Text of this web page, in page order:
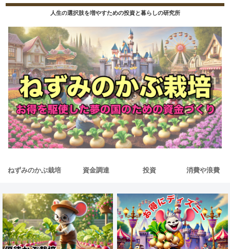
人生の選択肢を増やすための投資と暮らしの研究所
ねずみのかぶ栽培 資金調達 投資 消費や浪費